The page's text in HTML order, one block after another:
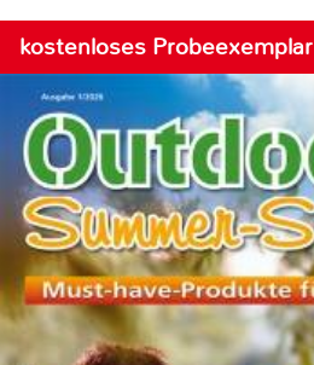
kostenloses Probeexemplar